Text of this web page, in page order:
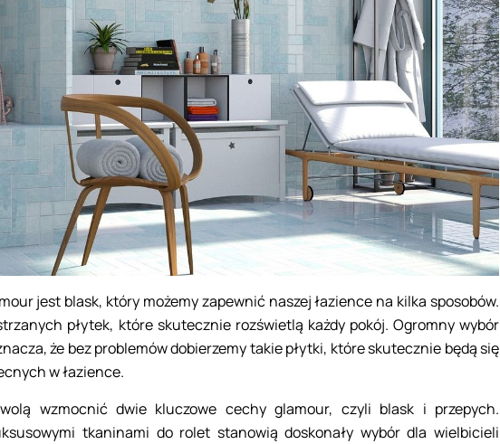
jest blask, który możemy zapewnić naszej łazience na kilka sposobów.
płytek, które skutecznie rozświetlą każdy pokój. Ogromny wybór
że bez problemów dobierzemy takie płytki, które skutecznie będą się
w łazience.
wzmocnić dwie kluczowe cechy glamour, czyli blask i przepych.
tkaninami do rolet stanowią doskonały wybór dla wielbicieli